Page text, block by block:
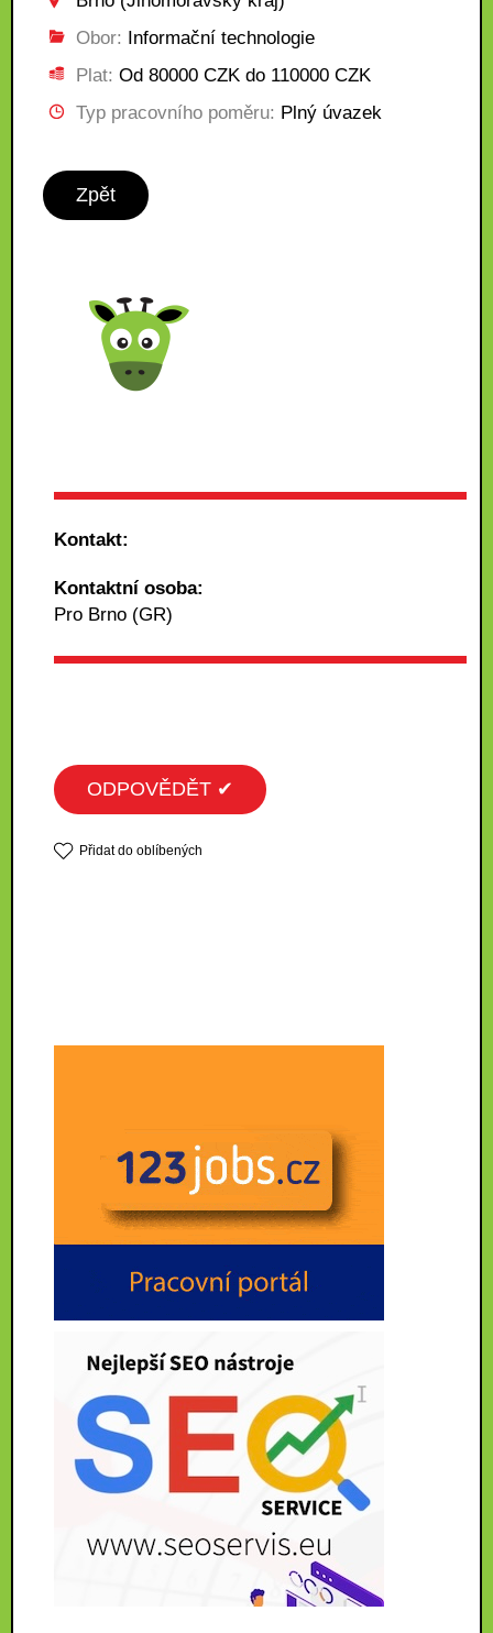
Obor: Informační technologie
Plat: Od 80000 CZK do 110000 CZK
Typ pracovního poměru: Plný úvazek
Zpět
Kontakt:
Kontaktní osoba:
Pro Brno (GR)
ODPOVĚDĚT ✔
Přidat do oblíbených